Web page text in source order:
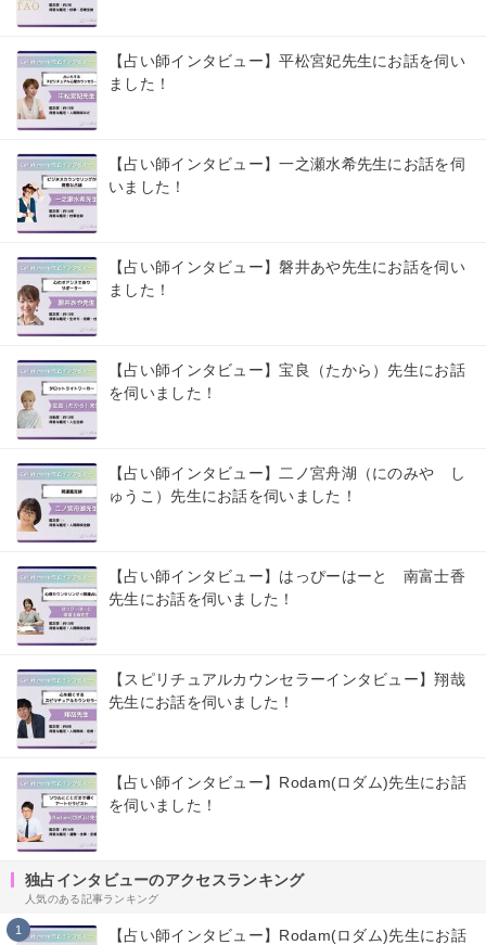
【占い師インタビュー】平松宮妃先生にお話を伺い
ました！
【占い師インタビュー】一之瀬水希先生にお話を伺
いました！
【占い師インタビュー】磐井あや先生にお話を伺い
ました！
【占い師インタビュー】宝良（たから）先生にお話
を伺いました！
【占い師インタビュー】二ノ宮舟湖（にのみや し
ゅうこ）先生にお話を伺いました！
【占い師インタビュー】はっぴーはーと 南富士香
先生にお話を伺いました！
【スピリチュアルカウンセラーインタビュー】翔哉
先生にお話を伺いました！
【占い師インタビュー】Rodam(ロダム)先生にお話
を伺いました！
独占インタビューのアクセスランキング
人気のある記事ランキング
1
【占い師インタビュー】Rodam(ロダム)先生にお話